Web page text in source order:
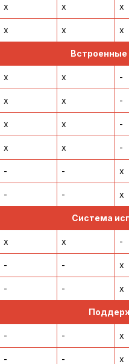
x x x
x x x
Встроенные
x x -
x x -
x x -
x x -
- - x
- - x
Система
x x -
- - x
- - x
- - x
- - x